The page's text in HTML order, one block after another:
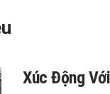
Xúc Động